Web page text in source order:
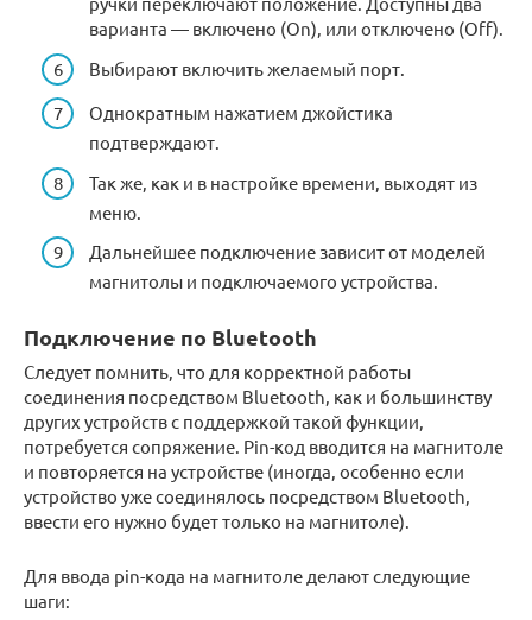
варианта — включено (On), или отключено (Off).
Выбирают включить желаемый порт.
Однократным нажатием джойстика
подтверждают.
Так же, как и в настройке времени, выходят из
меню.
Дальнейшее подключение зависит от моделей
магнитолы и подключаемого устройства.
Подключение по Bluetooth
Следует помнить, что для корректной работы
соединения посредством Bluetooth, как и большинству
других устройств с поддержкой такой функции,
потребуется сопряжение. Pin-код вводится на магнитоле
и повторяется на устройстве (иногда, особенно если
устройство уже соединялось посредством Bluetooth,
ввести его нужно будет только на магнитоле).
Для ввода pin-кода на магнитоле делают следующие
шаги: